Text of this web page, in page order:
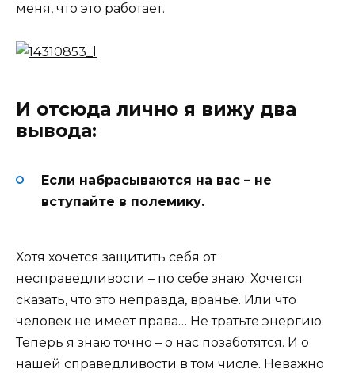
меня, что это работает.
И отсюда лично я вижу два
вывода:
Если набрасываются на вас – не
вступайте в полемику.
Хотя хочется защитить себя от
несправедливости – по себе знаю. Хочется
сказать, что это неправда, вранье. Или что
человек не имеет права… Не тратьте энергию.
Теперь я знаю точно – о нас позаботятся. И о
нашей справедливости в том числе. Неважно